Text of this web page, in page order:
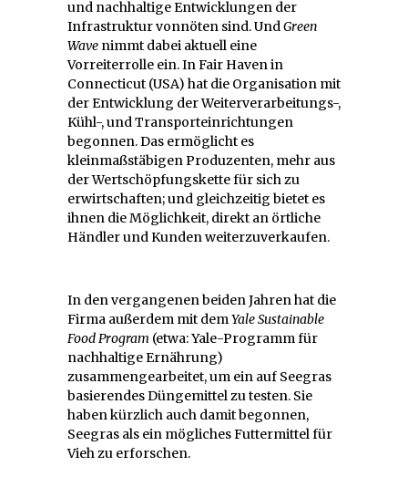
und nachhaltige Entwicklungen der
Infrastruktur vonnöten sind. UndGreen
Wave nimmt dabei aktuell eine
Vorreiterrolle ein. In Fair Haven in
Connecticut (USA) hat die Organisation mit
der Entwicklung der Weiterverarbeitungs-,
Kühl-, und Transporteinrichtungen
begonnen. Das ermöglicht es
kleinmaßstäbigen Produzenten, mehr aus
der Wertschöpfungskette für sich zu
erwirtschaften; und gleichzeitig bietet es
ihnen die Möglichkeit, direkt an örtliche
Händler und Kunden weiterzuverkaufen.
In den vergangenen beiden Jahren hat die
Firma außerdem mit demYale Sustainable
Food Program (etwa: Yale-Programm für
nachhaltige Ernährung)
zusammengearbeitet, um ein auf Seegras
basierendes Düngemittel zu testen. Sie
haben kürzlich auch damit begonnen,
Seegras als ein mögliches Futtermittel für
Vieh zu erforschen.